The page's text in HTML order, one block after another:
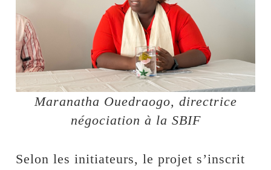
Maranatha Ouedraogo, directrice
négociation à la SBIF
Selon les initiateurs, le projet s’inscrit